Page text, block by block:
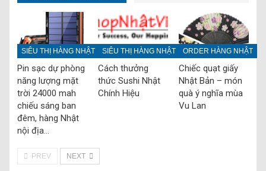
SIÊU THỊ HÀNG NHẬT
Pin sạc dự phòng
năng lượng mặt
trời 24000 mah
chiếu sáng ban
đêm, hàng Nhật
nội địa…
SIÊU THỊ HÀNG NHẬT
Cách thưởng
thức Sushi Nhật
Chính Hiệu
ORDER HÀNG NHẬT
Chiếc quạt giấy
Nhật Bản – món
quà ý nghĩa mùa
Vu Lan
PREV NEXT